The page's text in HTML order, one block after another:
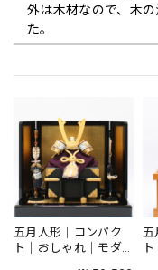
外は木材なので、木
た。
2026/
博多織がなんとも美
トなサイズなので、
出会えて良かったです
五月人形｜コンパク
ト｜おしゃれ｜モダ
五